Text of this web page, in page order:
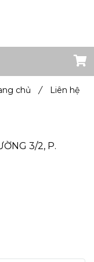
3/2, P.
chủ / Liên hệ